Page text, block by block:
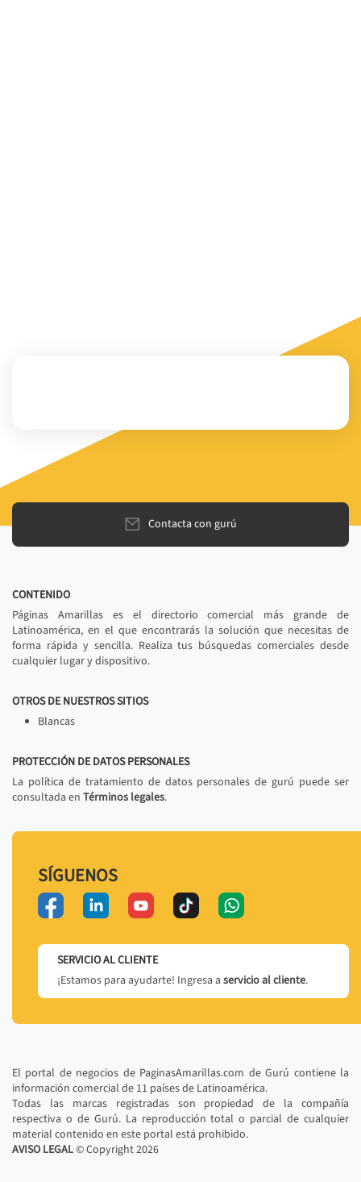
Contacta con gurú
CONTENIDO
Páginas Amarillas es el directorio comercial más grande de
Latinoamérica, en el que encontrarás la solución que necesitas de
forma rápida y sencilla. Realiza tus búsquedas comerciales desde
cualquier lugar y dispositivo.
OTROS DE NUESTROS SITIOS
Blancas
PROTECCIÓN DE DATOS PERSONALES
La política de tratamiento de datos personales de gurú puede ser
consultada en Términos legales.
SÍGUENOS
SERVICIO AL CLIENTE
¡Estamos para ayudarte! Ingresa a servicio al cliente.
El portal de negocios de PaginasAmarillas.com de Gurú contiene la
información comercial de 11 países de Latinoamérica.
Todas las marcas registradas son propiedad de la compañía
respectiva o de Gurú. La reproducción total o parcial de cualquier
material contenido en este portal está prohibido.
AVISO LEGAL© Copyright2026